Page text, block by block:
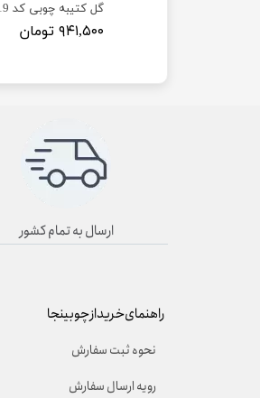
گل کتیبه چوبی کد H119
۹۴۱,۵۰۰ تومان
راهنمای خرید از چوبینجا
نحوه ثبت سفارش
رویه ارسال سفارش
ارسال به تمام کشور